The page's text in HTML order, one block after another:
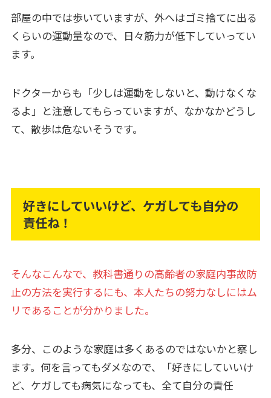
部屋の中では歩いていますが、外へはゴミ捨てに出る
くらいの運動量なので、日々筋力が低下していってい
ます。
ドクターからも「少しは運動をしないと、動けなくな
るよ」と注意してもらっていますが、なかなかどうし
て、散歩は危ないそうです。
好きにしていいけど、ケガしても自分の
責任ね！
そんなこんなで、教科書通りの高齢者の家庭内事故防
止の方法を実行するにも、本人たちの努力なしにはム
リであることが分かりました。
多分、このような家庭は多くあるのではないかと察し
ます。何を言ってもダメなので、「好きにしていいけ
ど、ケガしても病気になっても、全て自分の責任